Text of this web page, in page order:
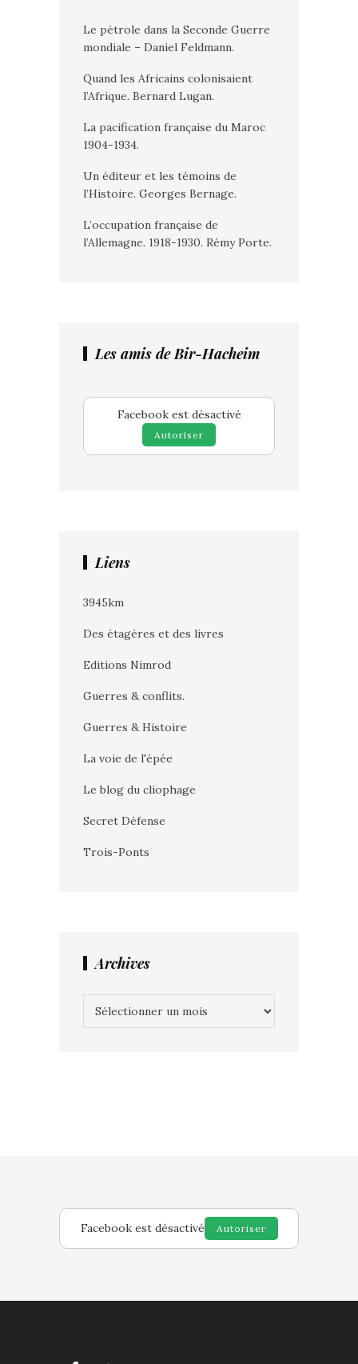
Le pétrole dans la Seconde Guerre
mondiale – Daniel Feldmann.
Quand les Africains colonisaient
l’Afrique. Bernard Lugan.
La pacification française du Maroc
1904-1934.
Un éditeur et les témoins de
l’Histoire. Georges Bernage.
L’occupation française de
l’Allemagne. 1918-1930. Rémy Porte.
Les amis de Bir-Hacheim
Facebook est désactivé
Autoriser
Liens
3945km
Des étagères et des livres
Editions Nimrod
Guerres & conflits.
Guerres & Histoire
La voie de l'épée
Le blog du cliophage
Secret Défense
Trois-Ponts
Archives
Facebook est désactivé Autoriser